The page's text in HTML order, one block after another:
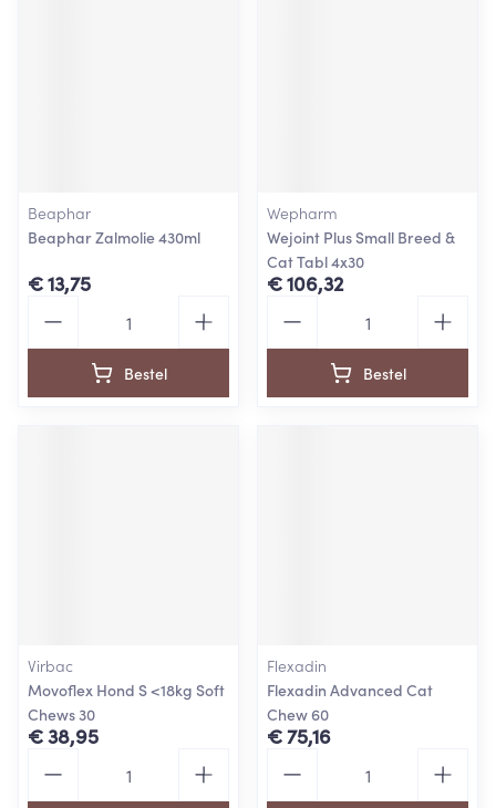
Beaphar
Beaphar Zalmolie 430ml
€ 13,75
Bestel
Wepharm
Wejoint Plus Small Breed &
Cat Tabl 4x30
€ 106,32
Bestel
Virbac
Movoflex Hond S <18kg Soft
Chews 30
€ 38,95
Flexadin
Flexadin Advanced Cat
Chew 60
€ 75,16